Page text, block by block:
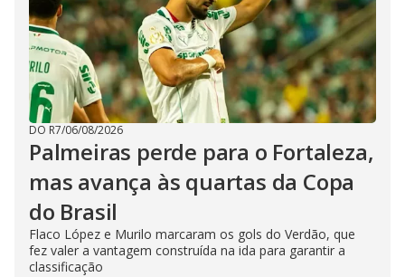
DO R7/06/08/2026
Palmeiras perde para o Fortaleza,
mas avança às quartas da Copa
do Brasil
Flaco López e Murilo marcaram os gols do Verdão, que
fez valer a vantagem construída na ida para garantir a
classificação